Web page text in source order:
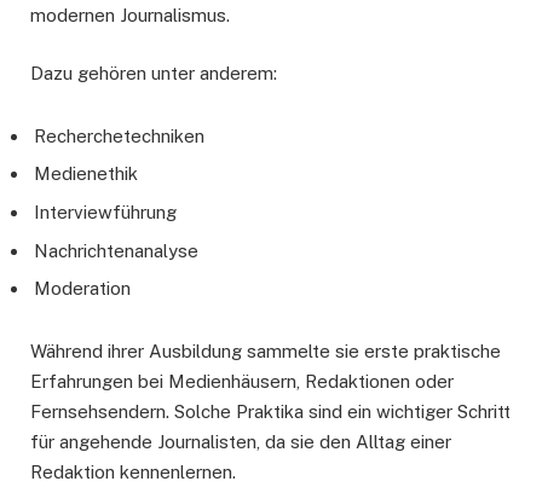
modernen Journalismus.
Dazu gehören unter anderem:
Recherchetechniken
Medienethik
Interviewführung
Nachrichtenanalyse
Moderation
Während ihrer Ausbildung sammelte sie erste praktische
Erfahrungen bei Medienhäusern, Redaktionen oder
Fernsehsendern. Solche Praktika sind ein wichtiger Schritt
für angehende Journalisten, da sie den Alltag einer
Redaktion kennenlernen.